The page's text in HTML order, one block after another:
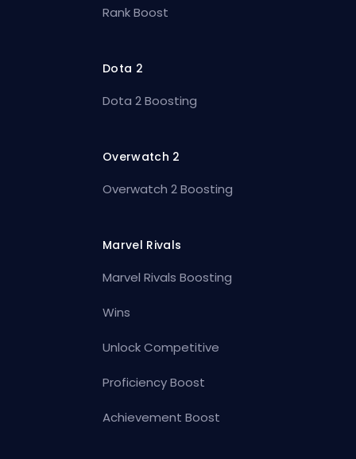
Rank Boost
Dota 2
Dota 2 Boosting
Overwatch 2
Overwatch 2 Boosting
Marvel Rivals
Marvel Rivals Boosting
Wins
Unlock Competitive
Proficiency Boost
Achievement Boost